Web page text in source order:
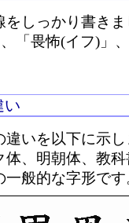
をしっかり書きま
、「畏怖(イフ)」
い
いを以下に示し
、明朝体、教科
般的な字形です